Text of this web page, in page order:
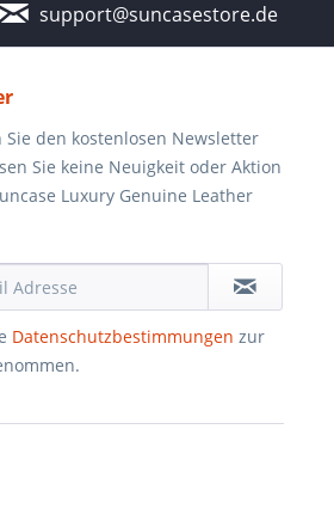
support@suncasestore.de
den kostenlosen Newsletter
Sie keine Neuigkeit oder Aktion
Luxury Genuine Leather
Datenschutzbestimmungen zur